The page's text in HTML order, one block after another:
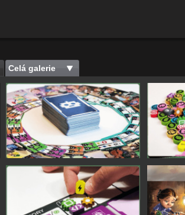
Celá galerie
Save